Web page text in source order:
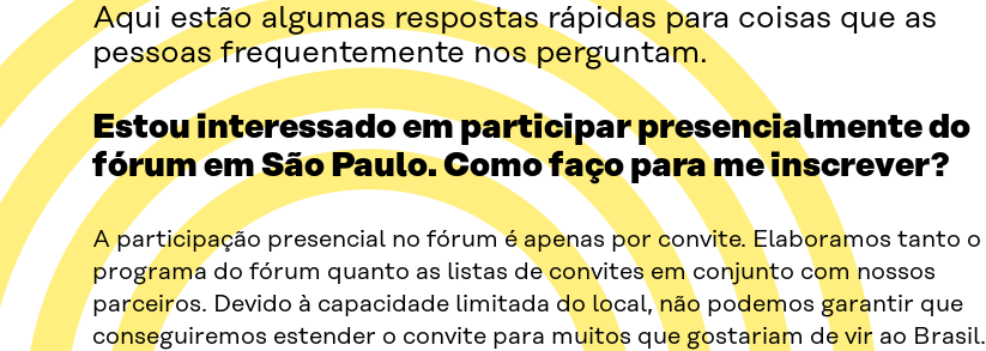
Aqui estão algumas respostas rápidas para coisas que as
pessoas frequentemente nos perguntam.
Estou interessado em participar presencialmente do
fórum em São Paulo. Como faço para me inscrever?
A participação presencial no fórum é apenas por convite. Elaboramos tanto o
programa do fórum quanto as listas de convites em conjunto com nossos
parceiros. Devido à capacidade limitada do local, não podemos garantir que
conseguiremos estender o convite para muitos que gostariam de vir ao Brasil.